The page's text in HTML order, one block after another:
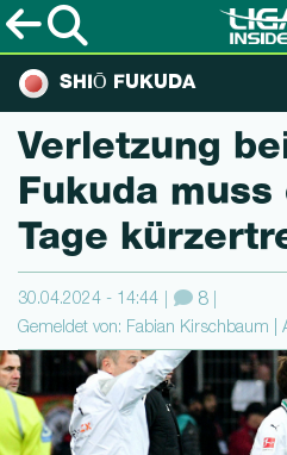
SHIŌ FUKUDA
Verletzung
Fukuda
Tage
30.04.2024 - 14:44 8
Gemeldet von: Fabian Kirschbaum |